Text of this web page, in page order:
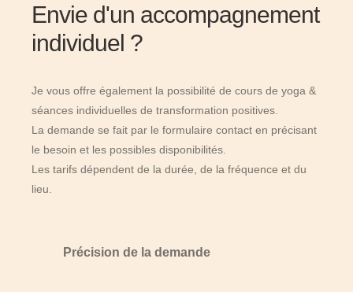
Envie d'un accompagnement
individuel ?
Je vous offre également la possibilité de cours de yoga &
séances individuelles de transformation positives.
La demande se fait par le formulaire contact en précisant
le besoin et les possibles disponibilités.
Les tarifs dépendent de la durée, de la fréquence et du
lieu.
Précision de la demande